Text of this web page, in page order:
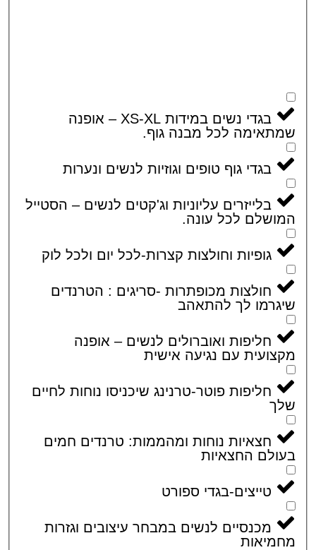
בגדי נשים במידות XS-XL – אופנה
לכל מבנה גוף.
בגדי גוף טופים וגוזיות לנשים ונערות
בלייזרים עליוניות וג'קטים לנשים – הסטייל
לכל עונה.
גופיות וחולצות קצרות-לכל יום ולכל לוק
חולצות מכופתרות -סריגים : הטרנדים
לך להתאהב
חליפות ואוברולים לנשים – אופנה
עם נגיעה אישית
חליפות פוטר-טרנינג שיכניסו נוחות לחיים
חצאיות נוחות ומהממות: טרנדים חמים
החצאיות
טייצים-בגדי ספורט
מכנסיים לנשים במבחר עיצובים וגזרות